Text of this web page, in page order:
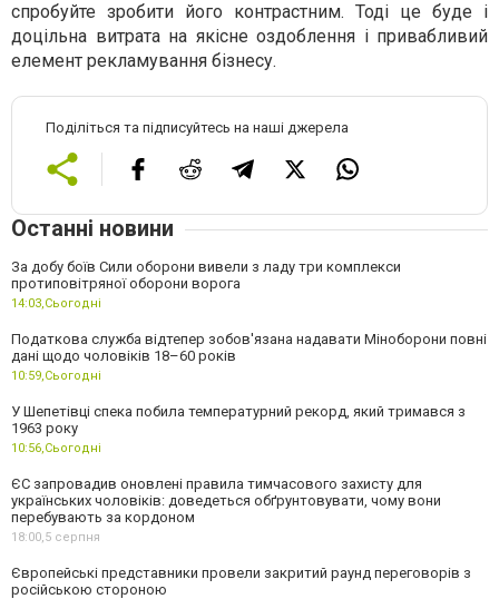
спробуйте зробити його контрастним. Тоді це буде і
доцільна витрата на якісне оздоблення і привабливий
елемент рекламування бізнесу.
Поділіться та підписуйтесь на наші джерела
Останні новини
За добу боїв Сили оборони вивели з ладу три комплекси
протиповітряної оборони ворога
14:03,Сьогодні
Податкова служба відтепер зобов'язана надавати Міноборони повні
дані щодо чоловіків 18–60 років
10:59,Сьогодні
У Шепетівці спека побила температурний рекорд, який тримався з
1963 року
10:56,Сьогодні
ЄС запровадив оновлені правила тимчасового захисту для
українських чоловіків: доведеться обґрунтовувати, чому вони
перебувають за кордоном
18:00,5 серпня
Європейські представники провели закритий раунд переговорів з
російською стороною